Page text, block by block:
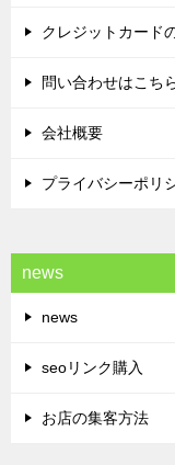
クレジットカード
問い合わせはこち
会社概要
プライバシーポリ
news
news
seoリンク購入
お店の集客方法